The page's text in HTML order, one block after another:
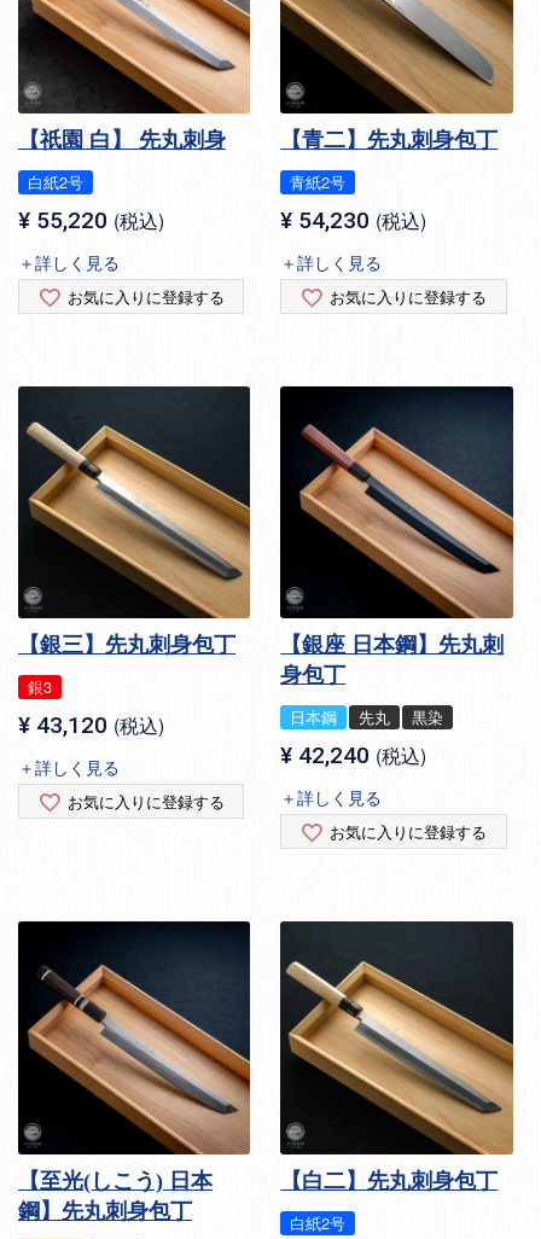
【祇園 白】 先丸刺身
白紙2号
¥ 55,220 税込
＋詳しく見る
お気に入りに登録する
【青二】先丸刺身包丁
青紙2号
¥ 54,230 税込
＋詳しく見る
お気に入りに登録する
【銀三】先丸刺身包丁
銀3
¥ 43,120 税込
＋詳しく見る
お気に入りに登録する
【銀座 日本鋼】先丸刺
身包丁
日本鋼 先丸 黒染
¥ 42,240 税込
＋詳しく見る
お気に入りに登録する
【至光(しこう) 日本
鋼】先丸刺身包丁
【白二】先丸刺身包丁
白紙2号